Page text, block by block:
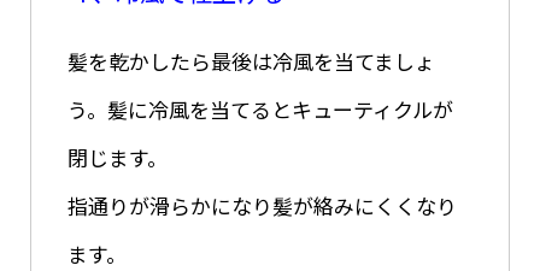
髪を乾かしたら最後は冷風を当てましょ
う。髪に冷風を当てるとキューティクルが
閉じます。
指通りが滑らかになり髪が絡みにくくなり
ます。